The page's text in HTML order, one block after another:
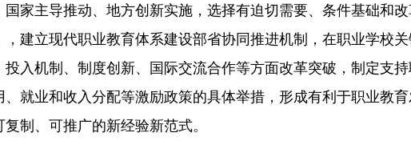
国家主导推动、地方创新实施，选择有迫切需要、条件基础和
，建立现代职业教育体系建设部省协同推进机制，在职业学校
投入机制、制度创新、国际交流合作等方面改革突破，制定支
、就业和收入分配等激励政策的具体举措，形成有利于职业教
制、可推广的新经验新范式。